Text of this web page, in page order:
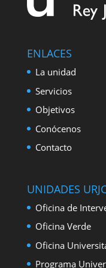
I
ENLACES
La unidad
Servicios
Objetivos
Conócenos
Contacto
UNIDADES
Oficina de
Oficina Verde
Oficina
Programa